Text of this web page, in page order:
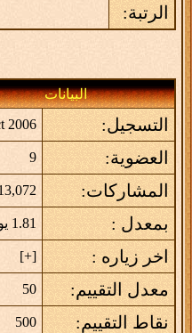
الرتبة:
البيانات
التسجيل: 2006
العضوية: 9
المشاركات: [
بمعدل : 1.81 يوميا
اخر زياره : [
+
]
معدل التقييم: 50
نقاط التقييم: 500